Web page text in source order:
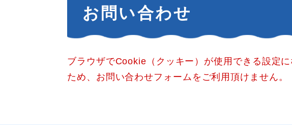
お問い合わせ
ブラウザでCookie（クッキー）が使用できる設定
ため、お問い合わせフォームをご利用頂けません。